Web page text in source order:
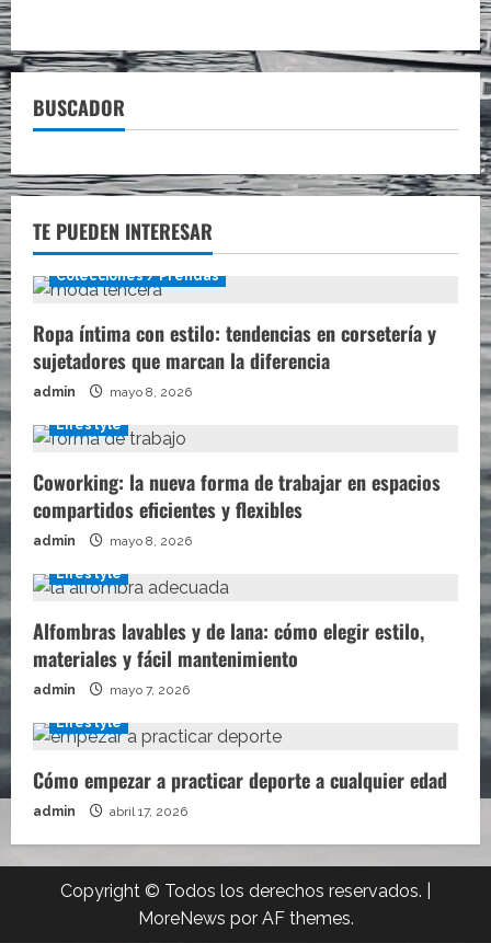
BUSCADOR
TE PUEDEN INTERESAR
Colecciones / Prendas
Ropa íntima con estilo: tendencias en corsetería y
sujetadores que marcan la diferencia
admin mayo 8, 2026
Lifestyle
Coworking: la nueva forma de trabajar en espacios
compartidos eficientes y flexibles
admin mayo 8, 2026
Lifestyle
Alfombras lavables y de lana: cómo elegir estilo,
materiales y fácil mantenimiento
admin mayo 7, 2026
Lifestyle
Cómo empezar a practicar deporte a cualquier edad
admin abril 17, 2026
Copyright © Todos los derechos reservados.
MoreNews por AF themes.